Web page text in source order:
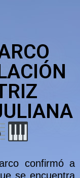
confirmó a
se encuentra